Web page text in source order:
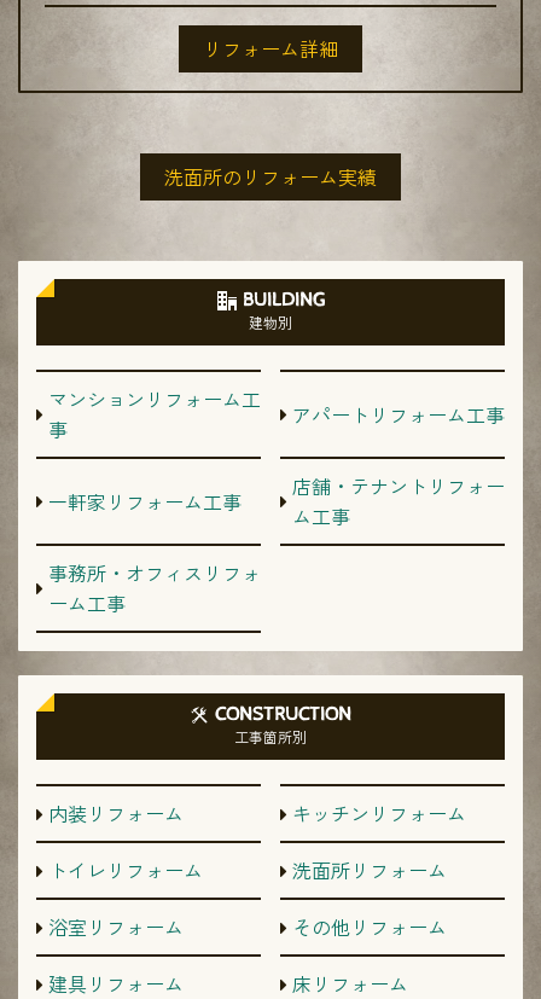
リフォーム詳細
洗面所のリフォーム実績
BUILDING
建物別
マンションリフォーム工
事
アパートリフォーム工事
一軒家リフォーム工事
店舗・テナントリフォー
ム工事
事務所・オフィスリフォ
ーム工事
CONSTRUCTION
工事箇所別
内装リフォーム
キッチンリフォーム
トイレリフォーム
洗面所リフォーム
浴室リフォーム
その他リフォーム
建具リフォーム
床リフォーム